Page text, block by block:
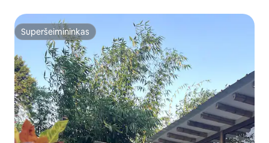
Superšeimininkas
Superšeimininkas